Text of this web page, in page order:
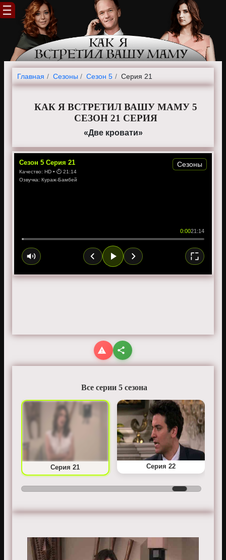
Главная Cезоны Сезон 5 Серия 21
КАК Я ВСТРЕТИЛ ВАШУ МАМУ 5
СЕЗОН 21 СЕРИЯ
«Две кровати»
Сезон 5 Серия 21
Качество: HD • ⏱ 21:14
Озвучка: Кураж-Бамбей
0:0021:14
Сезоны
Все серии 5 сезона
Серия 21 Серия 22